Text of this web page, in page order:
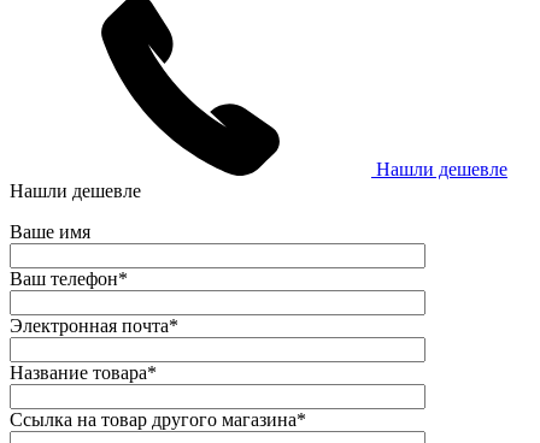
Нашли дешевле
Нашли дешевле
Ваше имя
Ваш телефон*
Электронная почта*
Название товара*
Ссылка на товар другого магазина*